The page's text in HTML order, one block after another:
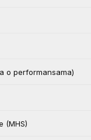
o performansama)
(MHS)